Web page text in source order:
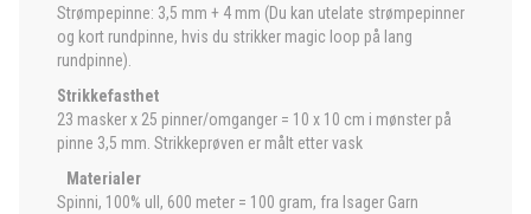
Strømpepinne: 3,5 mm + 4 mm (Du kan utelate strømpepinner
og kort rundpinne, hvis du strikker magic loop på lang
rundpinne).
Strikkefasthet
23 masker x 25 pinner/omganger = 10 x 10 cm i mønster på
pinne 3,5 mm. Strikkeprøven er målt etter vask
Materialer
Spinni, 100% ull, 600 meter = 100 gram, fra Isager Garn